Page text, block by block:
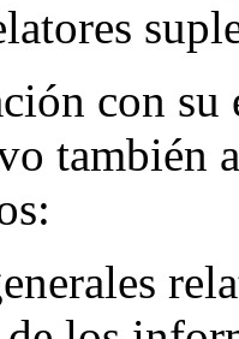
con su
también